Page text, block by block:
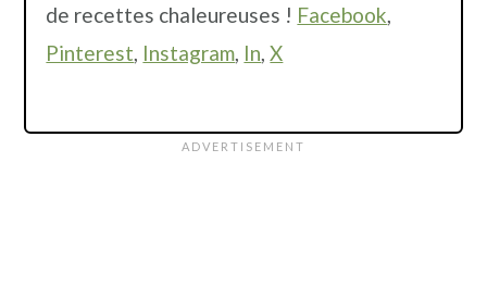
de recettes chaleureuses ! Facebook,
Pinterest, Instagram, In,X